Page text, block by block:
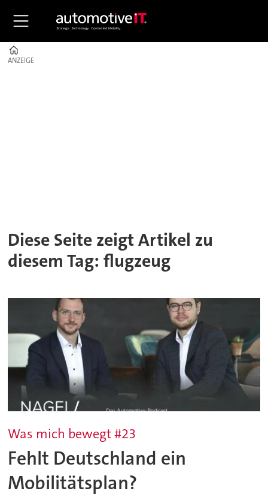
ANZEIGE
ANZEIGE
Diese Seite zeigt Artikel zu
diesem Tag: flugzeug
Was mich bewegt #23
Fehlt Deutschland ein
Mobilitätsplan?